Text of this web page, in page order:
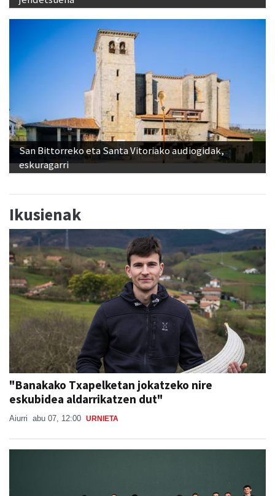
San Bittorreko eta Santa Vitoriako audiogidak,
eskuragarri
Ikusienak
"Banakako Txapelketan jokatzeko nire
eskubidea aldarrikatzen dut"
Aiurri abu 07, 12:00 URNIETA